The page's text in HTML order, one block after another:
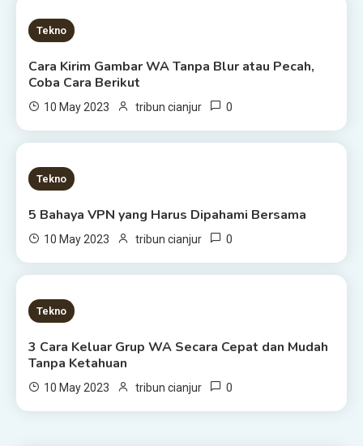
2 MINS READ
Tekno
Cara Kirim Gambar WA Tanpa Blur atau Pecah,
Coba Cara Berikut
10 May 2023 tribun cianjur 0
2 MINS READ
Tekno
5 Bahaya VPN yang Harus Dipahami Bersama
10 May 2023 tribun cianjur 0
3 MINS READ
Tekno
3 Cara Keluar Grup WA Secara Cepat dan Mudah
Tanpa Ketahuan
10 May 2023 tribun cianjur 0